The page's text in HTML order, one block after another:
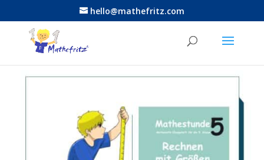
hello@mathefritz.com